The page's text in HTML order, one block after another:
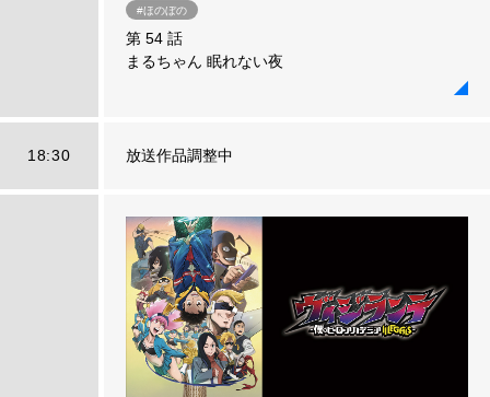
#ほのぼの
第 54 話
まるちゃん 眠れない夜
18:30 放送作品調整中